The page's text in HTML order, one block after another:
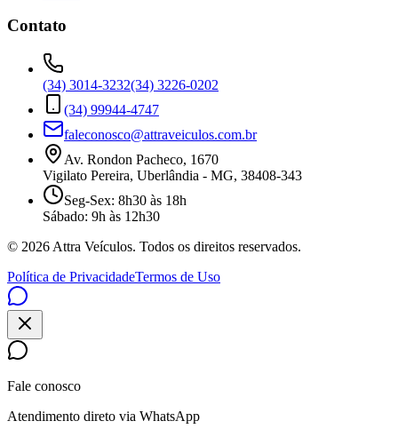
Contato
(34) 3014-3232(34) 3226-0202
(34) 99944-4747
faleconosco@attraveiculos.com.br
Av. Rondon Pacheco, 1670
Vigilato Pereira, Uberlândia - MG, 38408-343
Seg-Sex: 8h30 às 18h
Sábado: 9h às 12h30
© 2026 Attra Veículos. Todos os direitos reservados.
Política de PrivacidadeTermos de Uso
Fale conosco
Atendimento direto via WhatsApp